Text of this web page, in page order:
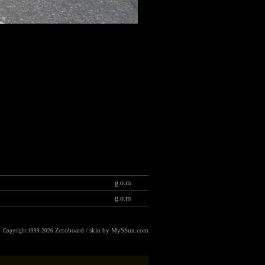
g.o.m
g.o.m
Copyright 1999-2026 Zeroboard / skin by MySSun.com